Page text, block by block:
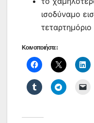
ισοδύναμο
Κοινοποιήστε: